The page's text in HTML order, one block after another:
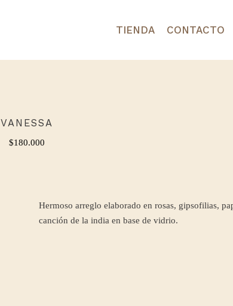
TIENDA CONTACTO
VANESSA
$180.000
Hermoso arreglo elaborado en rosas, gipsofilias,
canción de la india en base de vidrio.